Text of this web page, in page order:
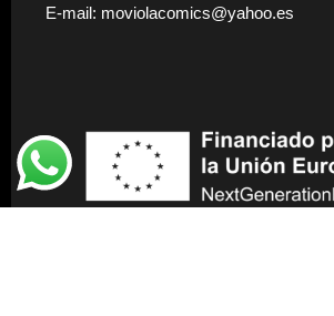
E-mail: moviolacomics@yahoo.es